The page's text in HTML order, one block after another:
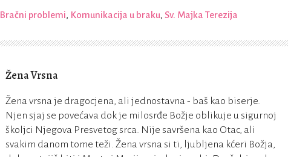
Bračni problemi, Komunikacija u braku, Sv. Majka Terezija
Žena Vrsna
Žena vrsna je dragocjena, ali jednostavna - baš kao biserje.
Njen sjaj se povećava dok je milosrđe Božje oblikuje u sigurnoj
školjci Njegova Presvetog srca. Nije savršena kao Otac, ali
svakim danom tome teži. Žena vrsna si ti, ljubljena kćeri Božja,